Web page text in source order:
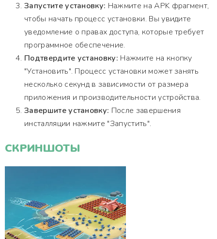
Запустите установку: Нажмите на APK фрагмент,
чтобы начать процесс установки. Вы увидите
уведомление о правах доступа, которые требует
программное обеспечение.
Подтвердите установку: Нажмите на кнопку
"Установить". Процесс установки может занять
несколько секунд в зависимости от размера
приложения и производительности устройства.
Завершите установку: После завершения
инсталляции нажмите "Запустить".
СКРИНШОТЫ